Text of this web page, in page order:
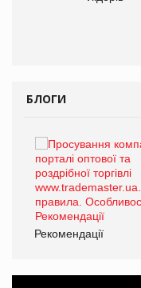
БЛОГИ
Рекомендації